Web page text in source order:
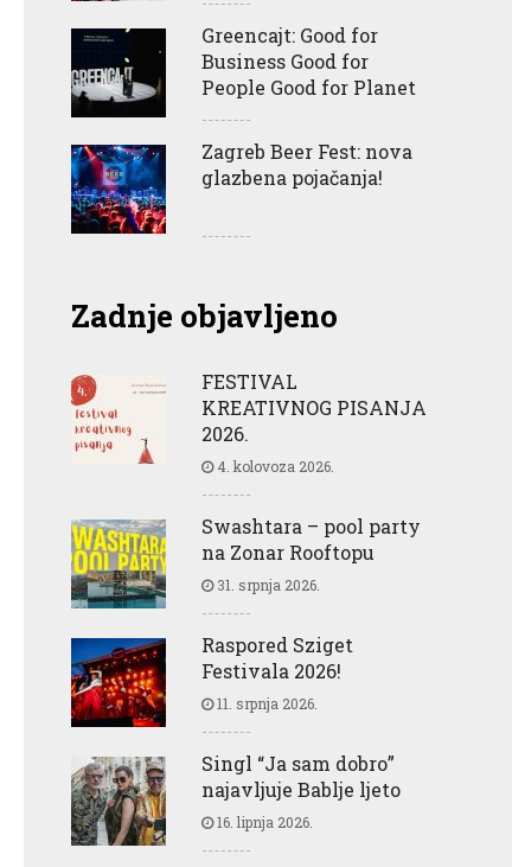
Greencajt: Good for
Business Good for
People Good for Planet
Zagreb Beer Fest: nova
glazbena pojačanja!
Zadnje objavljeno
FESTIVAL
KREATIVNOG PISANJA
2026.
4. kolovoza 2026.
Swashtara – pool party
na Zonar Rooftopu
31. srpnja 2026.
Raspored Sziget
Festivala 2026!
11. srpnja 2026.
Singl “Ja sam dobro”
najavljuje Bablje ljeto
16. lipnja 2026.